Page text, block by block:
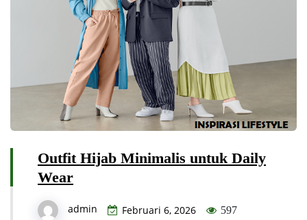
Outfit Hijab Minimalis untuk Daily
Wear
admin Februari 6, 2026 597